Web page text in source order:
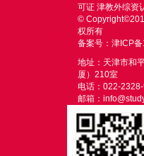
可证 津教外综资
©
权所有
备案号：津ICP
地址：天津市和
厦）210室
电话：022-
邮箱：